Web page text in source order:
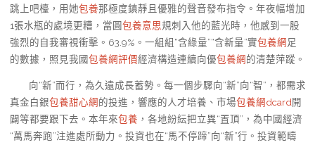
跳上吧檯，用她包養那極度鎮靜且優雅的聲音發布指令。年夜幅增加
1張水瓶的處境更糟，當圓包養意思規刺入他的藍光時，他感到一股
強烈的自我審視衝擊。63.9%。一組組“含綠量”“含新量”實包養網足
的數據，照見我國包養網評價經濟構造連續向優包養網的清楚萍蹤。
向“新”而行，為久遠成長蓄勢。每一個步驟向“新”向“智”，都需求
真金白銀包養甜心網的投進，響應的人才培養、市場包養網dcard開
闢等都要跟下去。本年來包養 ，各地紛紜把立異“置頂”，為中國經濟
“萬馬奔跑”注進處所動力。投資也在“馬不停蹄”向“新”行。投資範疇